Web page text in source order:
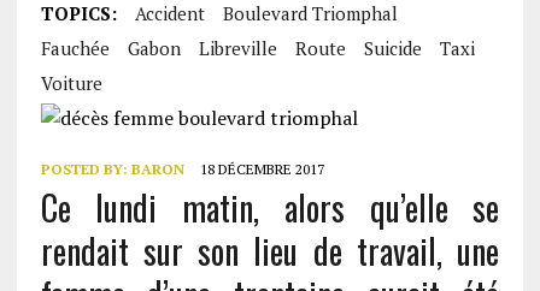
TOPICS: Accident
Boulevard Triomphal
Fauchée
Gabon Libreville Route Suicide
Taxi
Voiture
POSTED BY: BARON 18 DÉCEMBRE 2017
Ce lundi matin, alors qu’elle se
rendait sur son lieu de travail, une